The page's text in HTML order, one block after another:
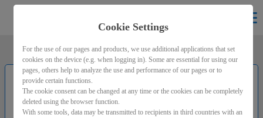
Gebärden-ZAUBER
Cookie Settings
For the use of our pages and products, we use additional applications that set
cookies on the device (e.g. when logging in). Some are essential for using our
pages, others help to analyze the use and performance of our pages or to
provide certain functions.
The cookie consent can be changed at any time or the cookies can be completely
deleted using the browser function.
With some tools, data may be transmitted to recipients in third countries with an